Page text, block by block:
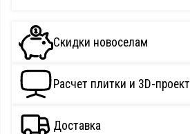
Скидки новоселам
Расчет плитки и 3D-проект
Доставка